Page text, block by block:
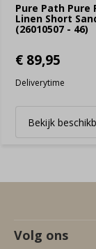
Pure Path Pure
Linen Short
(26010507 - 46)
€ 89,95
Deliverytime
Bekijk
Volg ons